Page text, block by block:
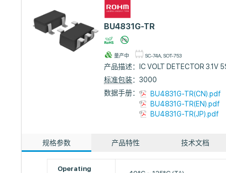
BU4831G-TR
量产中 SC-74A, SOT-753
产品描述：
IC VOLT DETECTOR 3.1V
标准包装：3000
数据手册：
BU4831G-TR(CN).pdf
BU4831G-TR(EN).pdf
BU4831G-TR(JP).pdf
规格参数 产品特性 技术文档
Operating